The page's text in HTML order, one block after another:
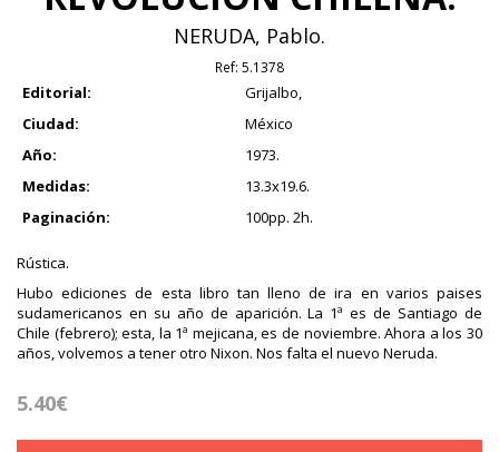
NERUDA, Pablo.
Ref: 5.1378
Editorial:
Grijalbo,
Ciudad:
México
Año:
1973.
Medidas:
13.3x19.6.
Paginación:
100pp. 2h.
Rústica.
Hubo ediciones de esta libro tan lleno de ira en varios paises
sudamericanos en su año de aparición. La 1ª es de Santiago de
Chile (febrero); esta, la 1ª mejicana, es de noviembre. Ahora a los 30
años, volvemos a tener otro Nixon. Nos falta el nuevo Neruda.
5.40€